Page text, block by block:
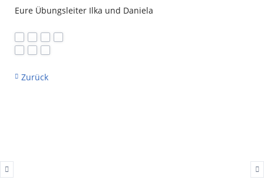
Eure Übungsleiter Ilka und Daniela
Zurück